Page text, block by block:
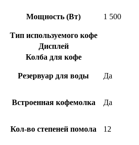
Мощность (Вт) 1 500
Тип используемого кофе
Дисплей
Колба для кофе
Резервуар для воды Да
Встроенная кофемолка Да
Кол-во степеней помола 12